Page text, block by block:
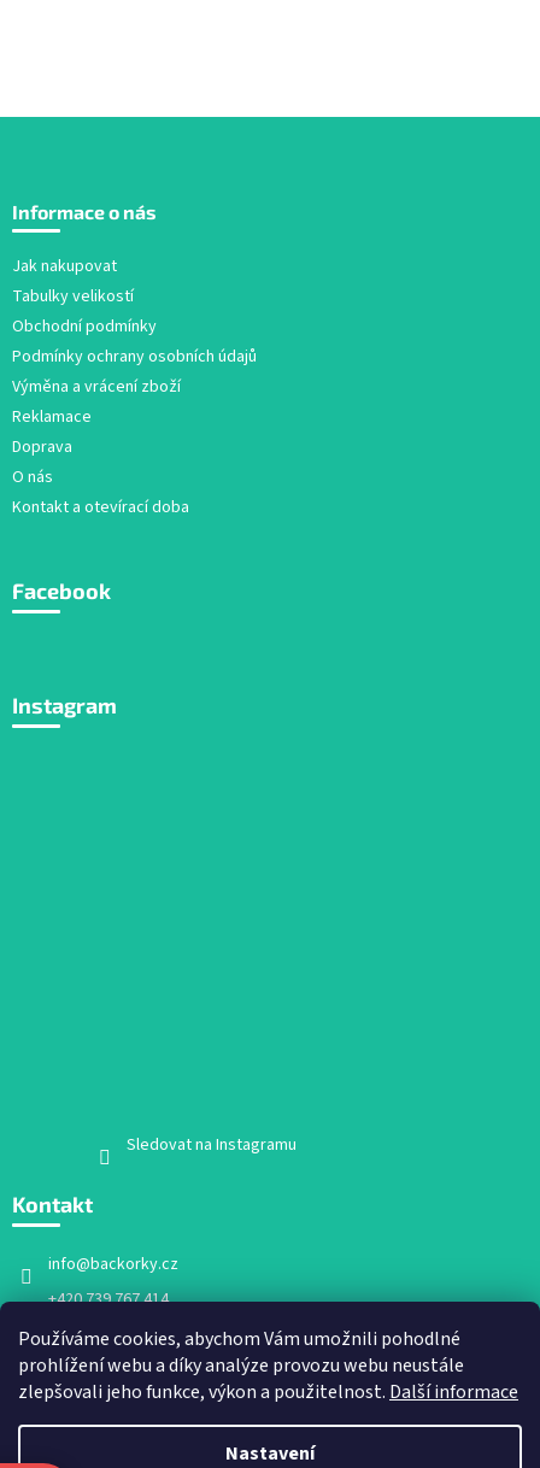
Používáme cookies, abychom Vám umožnili pohodlné
prohlížení webu a díky analýze provozu webu neustále
zlepšovali jeho funkce, výkon a použitelnost. Další informace
Nastavení
p
Informace o nás
Jak nakupovat
Tabulky velikostí
Obchodní podmínky
Podmínky ochrany osobních údajů
Výměna a vrácení zboží
Reklamace
Doprava
O nás
Kontakt a otevírací doba
Facebook
Instagram
Sledovat na Instagramu
Kontakt
info@backorky.cz
+420 739 767 414
Facebook
backorky.cz
Vytvořil Shoptet